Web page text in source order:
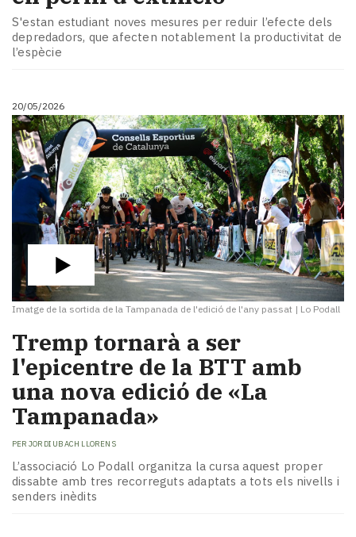
S'estan estudiant noves mesures per reduir l’efecte dels
depredadors, que afecten notablement la productivitat de
l’espècie
20/05/2026
Imatge de la sortida de la Tampanada de l'edició de l'any passat | Lo Podall
​Tremp tornarà a ser
l'epicentre de la BTT amb
una nova edició de «La
Tampanada»
PER JORDI UBACH LLORENS
L’associació Lo Podall organitza la cursa aquest proper
dissabte amb tres recorreguts adaptats a tots els nivells i
senders inèdits